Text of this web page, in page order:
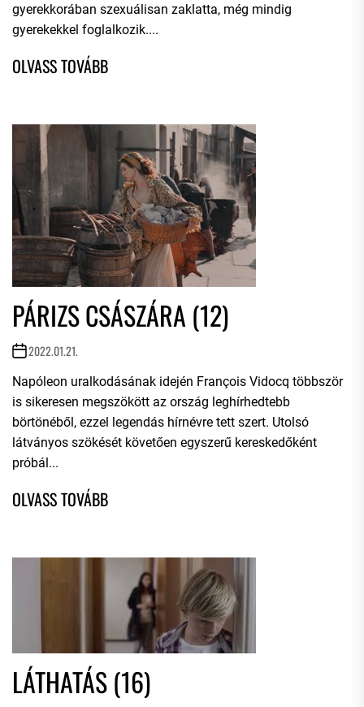
gyerekkorában szexuálisan zaklatta, még mindig
gyerekekkel foglalkozik....
PÁRIZS CSÁSZÁRA (12)
2022.01.21.
Napóleon uralkodásának idején François Vidocq többször
is sikeresen megszökött az ország leghírhedtebb
börtönéből, ezzel legendás hírnévre tett szert. Utolsó
látványos szökését követően egyszerű kereskedőként
próbál...
LÁTHATÁS (16)